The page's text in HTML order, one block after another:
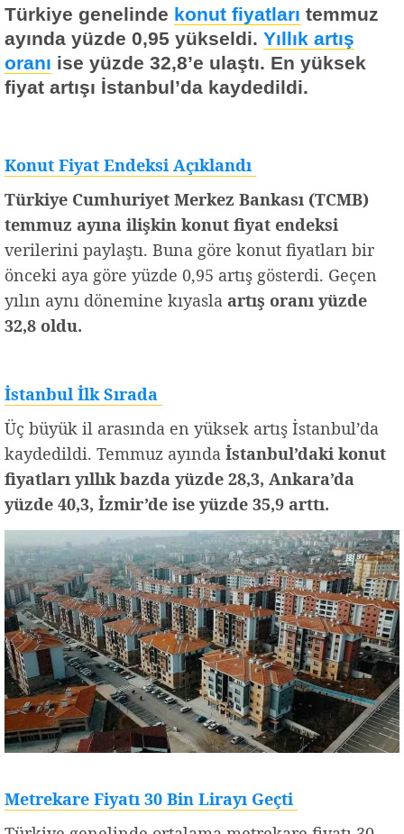
Türkiye genelinde konut fiyatları temmuz
ayında yüzde 0,95 yükseldi. Yıllık artış
oranı ise yüzde 32,8’e ulaştı. En yüksek
fiyat artışı İstanbul’da kaydedildi.
Konut Fiyat Endeksi Açıklandı
Türkiye Cumhuriyet Merkez Bankası (TCMB)
temmuz ayına ilişkin konut fiyat endeksi
verilerini paylaştı. Buna göre konut fiyatları bir
önceki aya göre yüzde 0,95 artış gösterdi. Geçen
yılın aynı dönemine kıyasla artış oranı yüzde
32,8 oldu.
İstanbul İlk Sırada
Üç büyük il arasında en yüksek artış İstanbul’da
kaydedildi. Temmuz ayında İstanbul’daki konut
fiyatları yıllık bazda yüzde 28,3, Ankara’da
yüzde 40,3, İzmir’de ise yüzde 35,9 arttı.
Metrekare Fiyatı 30 Bin Lirayı Geçti